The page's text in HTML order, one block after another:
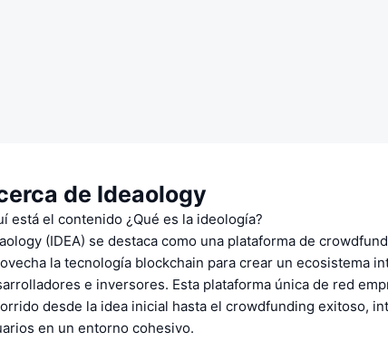
de Ideaology
está el contenido ¿Qué es la ideología?
(IDEA) se destaca como una plataforma de
la tecnología blockchain para crear un ecosistema
e inversores. Esta plataforma única de red
desde la idea inicial hasta el crowdfunding exitoso,
en un entorno cohesivo.